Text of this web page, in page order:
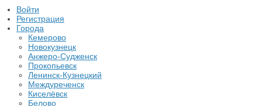
Войти
Регистрация
Города
Кемерово
Новокузнецк
Анжеро-Судженск
Прокопьевск
Ленинск-Кузнецкий
Междуреченск
Киселёвск
Белово